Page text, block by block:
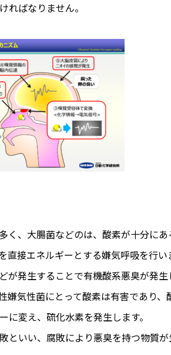
ばなりません。
く、大腸菌などのは、酸素が十分に
接エネルギーとする嫌気呼吸を行い
発生することで有機酸系悪臭が発生
嫌気性菌にとって酸素は有害であり
変え、硫化水素を発生します。
いい、腐敗により悪臭を持つ物質が